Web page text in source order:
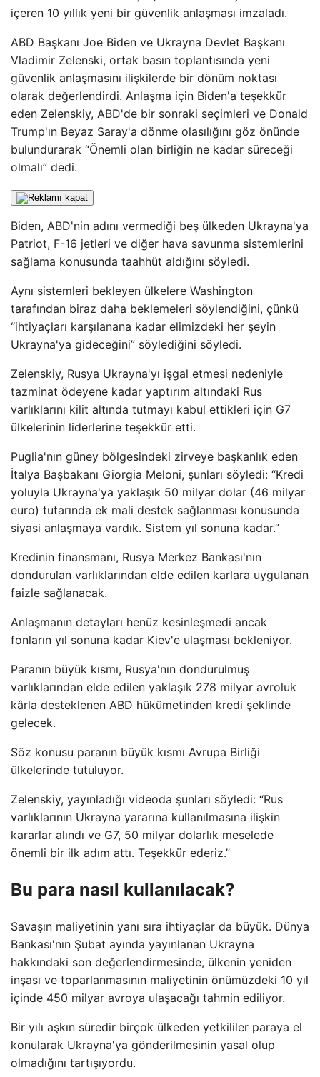
içeren 10 yıllık yeni bir güvenlik anlaşması imzaladı.
ABD Başkanı Joe Biden ve Ukrayna Devlet Başkanı
Vladimir Zelenski, ortak basın toplantısında yeni
güvenlik anlaşmasını ilişkilerde bir dönüm noktası
olarak değerlendirdi. Anlaşma için Biden'a teşekkür
eden Zelenskiy, ABD'de bir sonraki seçimleri ve Donald
Trump'ın Beyaz Saray'a dönme olasılığını göz önünde
bulundurarak “Önemli olan birliğin ne kadar süreceği
olmalı” dedi.
Biden, ABD'nin adını vermediği beş ülkeden Ukrayna'ya
Patriot, F-16 jetleri ve diğer hava savunma sistemlerini
sağlama konusunda taahhüt aldığını söyledi.
Aynı sistemleri bekleyen ülkelere Washington
tarafından biraz daha beklemeleri söylendiğini, çünkü
“ihtiyaçları karşılanana kadar elimizdeki her şeyin
Ukrayna'ya gideceğini” söylediğini söyledi.
Zelenskiy, Rusya Ukrayna'yı işgal etmesi nedeniyle
tazminat ödeyene kadar yaptırım altındaki Rus
varlıklarını kilit altında tutmayı kabul ettikleri için G7
ülkelerinin liderlerine teşekkür etti.
Puglia'nın güney bölgesindeki zirveye başkanlık eden
İtalya Başbakanı Giorgia Meloni, şunları söyledi: “Kredi
yoluyla Ukrayna'ya yaklaşık 50 milyar dolar (46 milyar
euro) tutarında ek mali destek sağlanması konusunda
siyasi anlaşmaya vardık. Sistem yıl sonuna kadar.”
Kredinin finansmanı, Rusya Merkez Bankası'nın
dondurulan varlıklarından elde edilen karlara uygulanan
faizle sağlanacak.
Anlaşmanın detayları henüz kesinleşmedi ancak
fonların yıl sonuna kadar Kiev'e ulaşması bekleniyor.
Paranın büyük kısmı, Rusya'nın dondurulmuş
varlıklarından elde edilen yaklaşık 278 milyar avroluk
kârla desteklenen ABD hükümetinden kredi şeklinde
gelecek.
Söz konusu paranın büyük kısmı Avrupa Birliği
ülkelerinde tutuluyor.
Zelenskiy, yayınladığı videoda şunları söyledi: “Rus
varlıklarının Ukrayna yararına kullanılmasına ilişkin
kararlar alındı ​​ve G7, 50 milyar dolarlık meselede
önemli bir ilk adım attı. Teşekkür ederiz.”
Bu para nasıl kullanılacak?
Savaşın maliyetinin yanı sıra ihtiyaçlar da büyük. Dünya
Bankası'nın Şubat ayında yayınlanan Ukrayna
hakkındaki son değerlendirmesinde, ülkenin yeniden
inşası ve toparlanmasının maliyetinin önümüzdeki 10 yıl
içinde 450 milyar avroya ulaşacağı tahmin ediliyor.
Bir yılı aşkın süredir birçok ülkeden yetkililer paraya el
konularak Ukrayna'ya gönderilmesinin yasal olup
olmadığını tartışıyordu.